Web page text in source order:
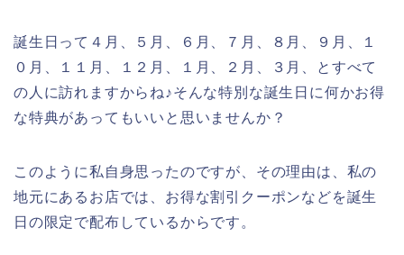
誕生日って４月、５月、６月、７月、８月、９月、１
０月、１１月、１２月、１月、２月、３月、とすべて
の人に訪れますからね♪そんな特別な誕生日に何かお得
な特典があってもいいと思いませんか？
このように私自身思ったのですが、その理由は、私の
地元にあるお店では、お得な割引クーポンなどを誕生
日の限定で配布しているからです。